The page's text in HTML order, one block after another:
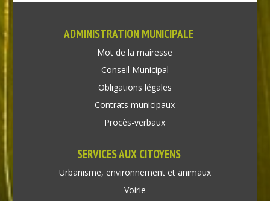
ADMINISTRATION MUNICIPALE
Mot de la mairesse
Conseil Municipal
Obligations légales
Contrats municipaux
Procès-verbaux
SERVICES AUX CITOYENS
Urbanisme, environnement et animaux
Voirie